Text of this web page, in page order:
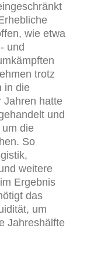
wie etwa
und
trotz
in die
Jahren hatte
und
die
So
weitere
Ergebnis
das
um
Jahreshälfte